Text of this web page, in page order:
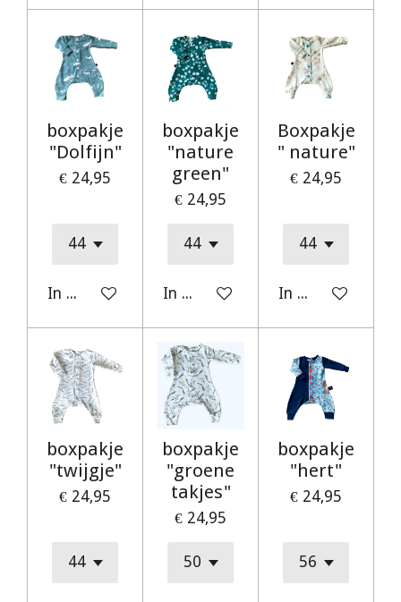
boxpakje
"Dolfijn"
€ 24,95
In winkelwagen
boxpakje
"nature
green"
€ 24,95
In winkelwagen
Boxpakje
" nature"
€ 24,95
In winkelwagen
boxpakje
"twijgje"
€ 24,95
boxpakje
"groene
takjes"
€ 24,95
boxpakje
"hert"
€ 24,95